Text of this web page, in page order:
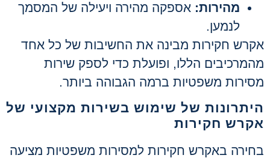
מהירות:אספקה מהירה ויעילה של המסמך
לנמען.
אקרש חקירות מבינה את החשיבות של כל אחד
מהמרכיבים הללו, ופועלת כדי לספק שירות
מסירות משפטיות ברמה הגבוהה ביותר.
היתרונות של שימוש בשירות מקצועי של
אקרש חקירות
בחירה באקרש חקירות למסירות משפטיות מציעה